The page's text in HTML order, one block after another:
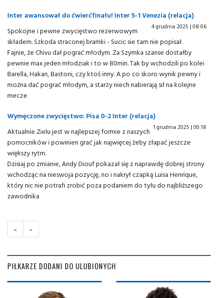
Inter awansował do ćwierćfinału! Inter 5-1 Venezia (relacja)
4 grudnia 2025 | 08:06
Spokojne i pewne zwycięstwo rezerwowym
składem. Szkoda straconej bramki - Sucic sie tam nie popisał.
Fajnie, że Chivu dał pograć młodym. Za Szymka szanse dostałby
pewnie max jeden młodziak i to w 80min. Tak by wchodzili po kolei
Barella, Hakan, Bastoni, czy ktoś inny. A po co skoro wynik pewny i
można dać pograć młodym, a starzy niech nabierają sił na kolejne
mecze
Wymęczone zwycięstwo: Pisa 0-2 Inter (relacja)
1 grudnia 2025 | 00:18
Aktualnie Zielu jest w najlepszej formie z naszych
pomocników i powinien grać jak najwięcej żeby złapać jeszcze
większy rytm.
Dzisiaj po zmianie, Andy Diouf pokazał się z naprawdę dobrej strony
wchodząc na nieswoja pozycję, no i nakrył czapką Luisa Henrique,
który nic nie potrafi zrobić poza podaniem do tyłu do najbliższego
zawodnika
« »
PIŁKARZE DODANI DO ULUBIONYCH